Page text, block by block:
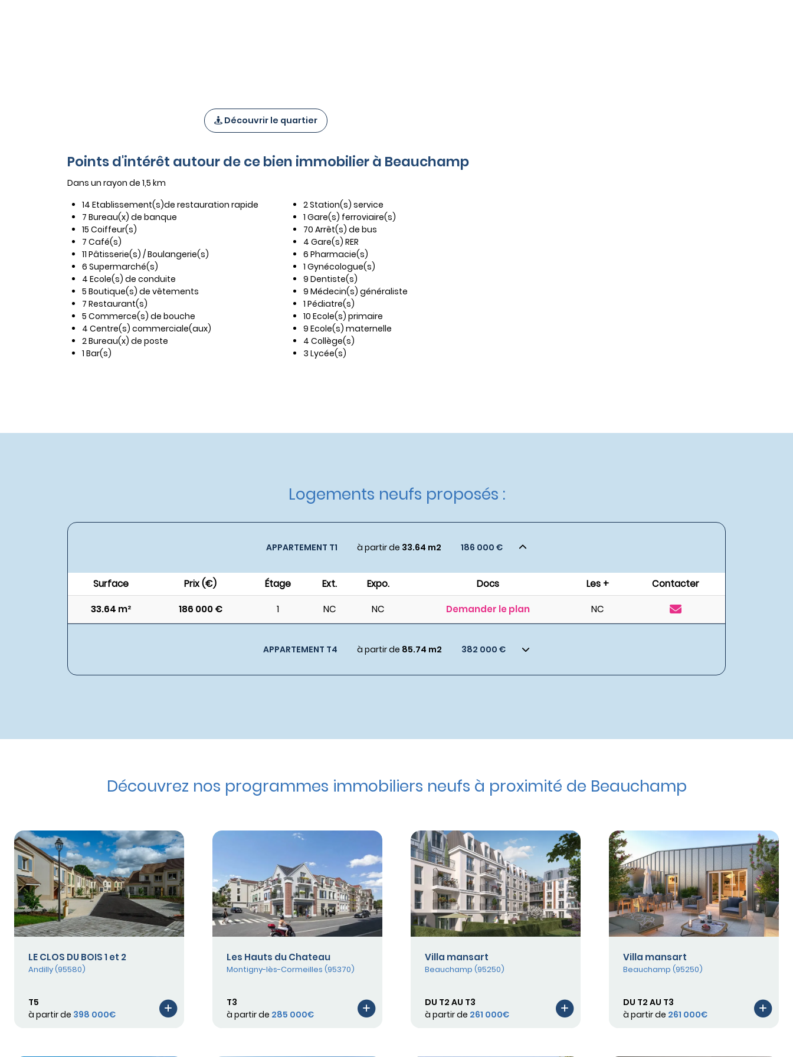
Découvrir le quartier
Points d'intérêt autour de ce bien immobilier à Beauchamp
Dans un rayon de 1,5 km
14 Etablissement(s)de restauration rapide
7 Bureau(x) de banque
15 Coiffeur(s)
7 Café(s)
11 Pâtisserie(s) / Boulangerie(s)
6 Supermarché(s)
4 Ecole(s) de conduite
5 Boutique(s) de vêtements
7 Restaurant(s)
5 Commerce(s) de bouche
4 Centre(s) commerciale(aux)
2 Bureau(x) de poste
1 Bar(s)
2 Station(s) service
1 Gare(s) ferroviaire(s)
70 Arrêt(s) de bus
4 Gare(s) RER
6 Pharmacie(s)
1 Gynécologue(s)
9 Dentiste(s)
9 Médecin(s) généraliste
1 Pédiatre(s)
10 Ecole(s) primaire
9 Ecole(s) maternelle
4 Collège(s)
3 Lycée(s)
Logements neufs proposés :
APPARTEMENT T1 à partir de 33.64 m2 186 000 €
Surface Prix (€) Étage Ext. Expo. Docs Les + Contacter
33.64 m² 186 000 € 1 NC NC Demander le plan NC
APPARTEMENT T4 à partir de 85.74 m2 382 000 €
Découvrez nos programmes immobiliers neufs à proximité de Beauchamp
LE CLOS DU BOIS 1 et 2
Andilly (95580)
T5
à partir de 398 000€
Les Hauts du Chateau
Montigny-lès-Cormeilles (95370)
T3
à partir de 285 000€
Villa mansart
Beauchamp (95250)
DU T2 AU T3
à partir de 261 000€
Villa mansart
Beauchamp (95250)
DU T2 AU T3
à partir de 261 000€